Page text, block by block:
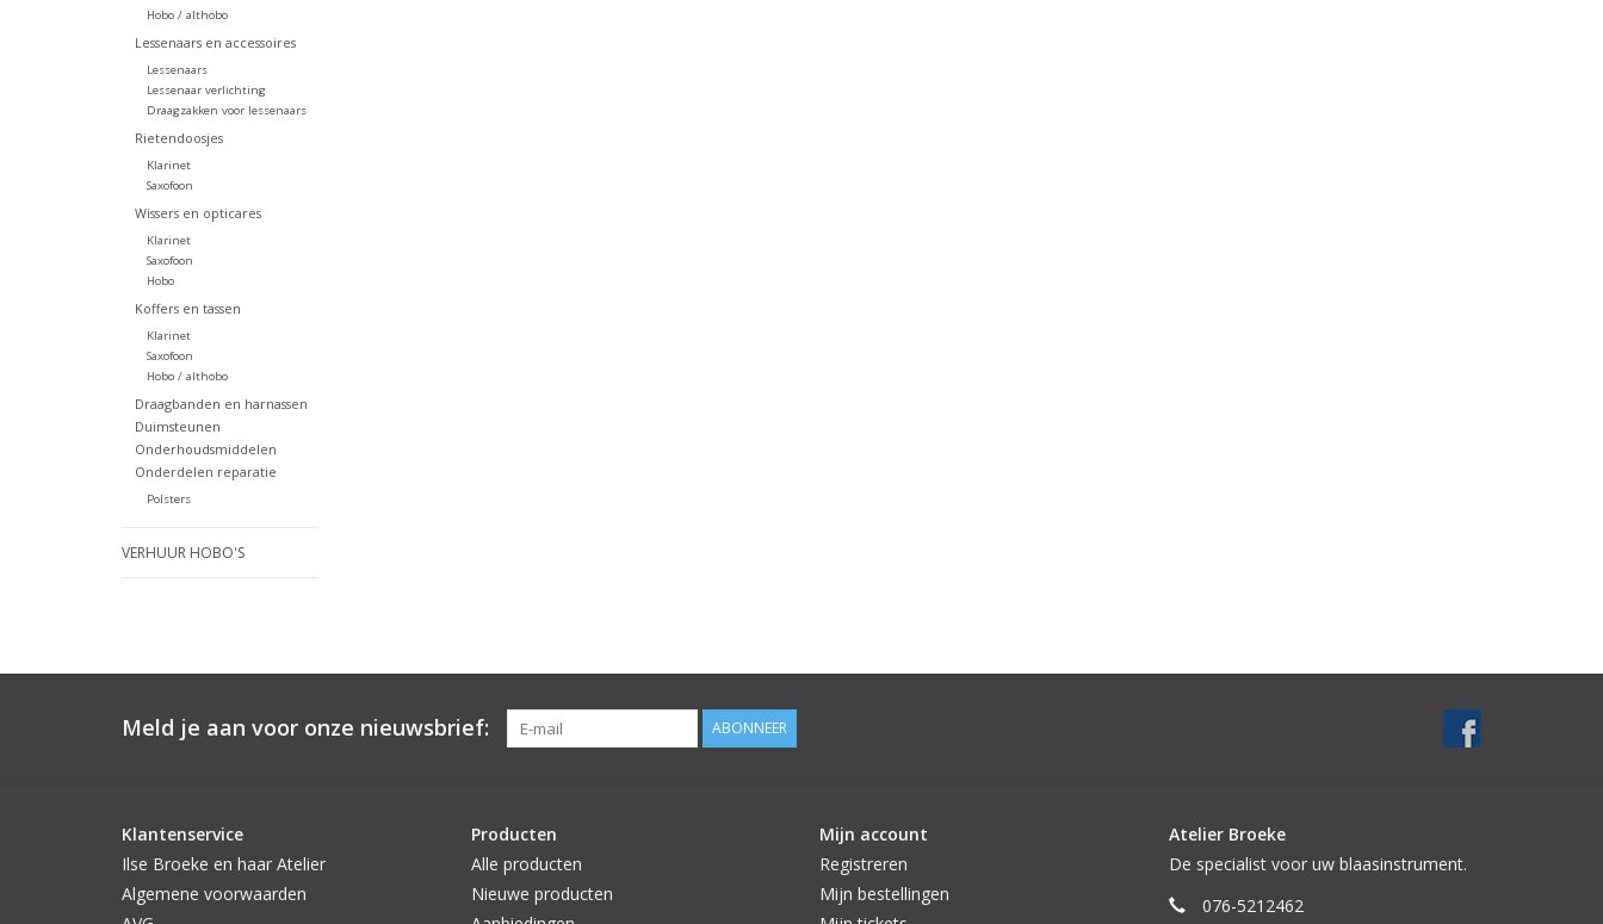
Hobo / althobo
Lessenaars en accessoires
Lessenaars
Lessenaar verlichting
Draagzakken voor lessenaars
Rietendoosjes
Klarinet
Saxofoon
Wissers en opticares
Klarinet
Saxofoon
Hobo
Koffers en tassen
Klarinet
Saxofoon
Hobo / althobo
Draagbanden en harnassen
Duimsteunen
Onderhoudsmiddelen
Onderdelen reparatie
Polsters
VERHUUR HOBO'S
Meld je aan voor onze nieuwsbrief: ABONNEER
Klantenservice
Ilse Broeke en haar Atelier
Algemene voorwaarden
Producten
Alle producten
Nieuwe producten
Mijn account
Registreren
Mijn bestellingen
Atelier Broeke
De specialist voor uw blaasinstrument.
076-5212462